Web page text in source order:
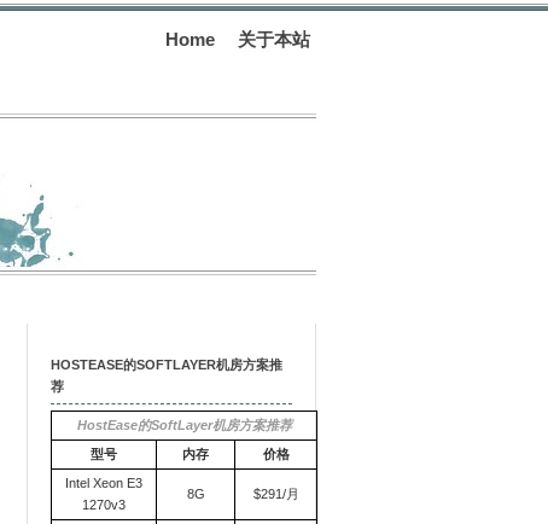
Home 关于本站
HOSTEASE的SOFTLAYER机房方案推
荐
HostEase的SoftLayer机房方案推荐
型号
内存
价格
Intel Xeon E3
1270v3
8G $291/月